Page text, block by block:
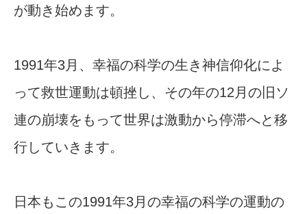
が動き始めます。
1991年3月、幸福の科学の生き神信仰化によ
って救世運動は頓挫し、その年の12月の旧ソ
連の崩壊をもって世界は激動から停滞へと移
行していきます。
日本もこの1991年3月の幸福の科学の運動の